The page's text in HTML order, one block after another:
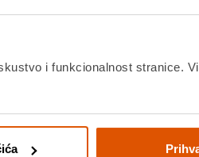
i funkcionalnost stranice.